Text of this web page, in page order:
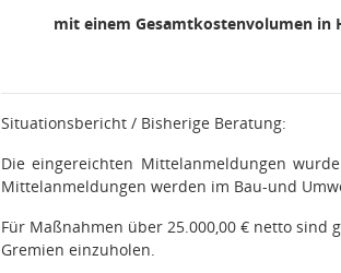
mit einem Gesamtkostenvolumen in
Situationsbericht / Bisherige Beratung:
Die eingereichten Mittelanmeldungen
Mittelanmeldungen werden im Bau-und
Für Maßnahmen über 25.000,00 € netto sind
Gremien einzuholen.